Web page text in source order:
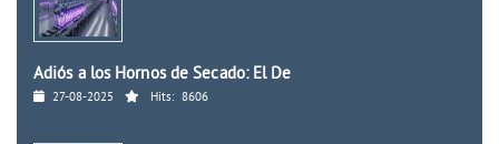
Adiós a los Hornos de Secado: El De
27-08-2025 Hits: 8606